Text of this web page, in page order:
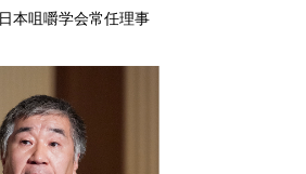
本咀嚼学会常任理事